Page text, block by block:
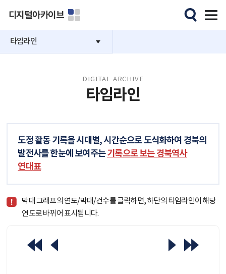
디지털아카이브
타임라인
DIGITAL ARCHIVE
타임라인
도정 활동 기록을 시대별, 시간순으로 도식화하여 경북의
발전사를 한눈에 보여주는기록으로 보는 경북역사
연대표
막대 그래프의 연도/막대/건수를 클릭하면, 하단의 타임라인이 해당
연도로 바뀌어 표시됩니다.